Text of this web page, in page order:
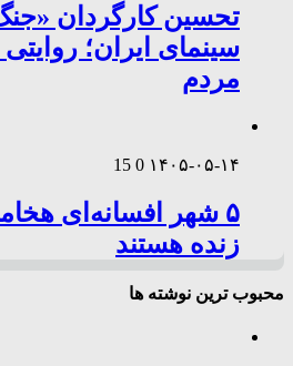
تحسین کارگردان
سینمای ایران؛
مردم
۱۴۰۵-۰۵-۱۴ 0
15
۵ شهر افسانه‌ای
زنده هستند
محبوب ترین نوشته ها